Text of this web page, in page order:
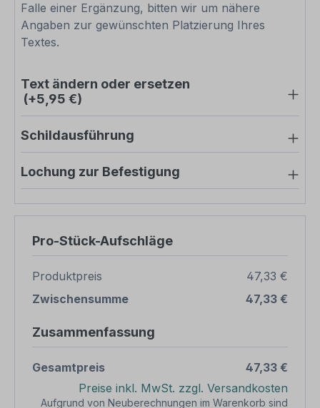
Falle einer Ergänzung, bitten wir um nähere
Angaben zur gewünschten Platzierung Ihres
Textes.
Text ändern oder ersetzen
(+5,95 €)
Schildausführung
Lochung zur Befestigung
Pro-Stück-Aufschläge
Produktpreis
47,33 €
Zwischensumme
47,33 €
Zusammenfassung
Gesamtpreis
47,33 €
Preise inkl. MwSt. zzgl. Versandkosten
Aufgrund von Neuberechnungen im Warenkorb sind